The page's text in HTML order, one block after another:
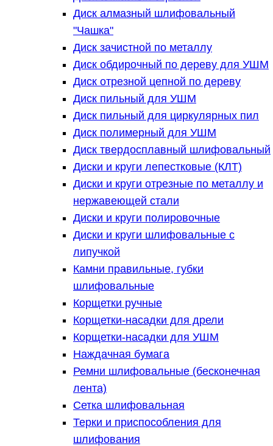
Диск алмазный шлифовальный
"Чашка"
Диск зачистной по металлу
Диск обдирочный по дереву для УШМ
Диск отрезной цепной по дереву
Диск пильный для УШМ
Диск пильный для циркулярных пил
Диск полимерный для УШМ
Диск твердосплавный шлифовальный
Диски и круги лепестковые (КЛТ)
Диски и круги отрезные по металлу и
нержавеющей стали
Диски и круги полировочные
Диски и круги шлифовальные с
липучкой
Камни правильные, губки
шлифовальные
Корщетки ручные
Корщетки-насадки для дрели
Корщетки-насадки для УШМ
Наждачная бумага
Ремни шлифовальные (бесконечная
лента)
Сетка шлифовальная
Терки и приспособления для
шлифования